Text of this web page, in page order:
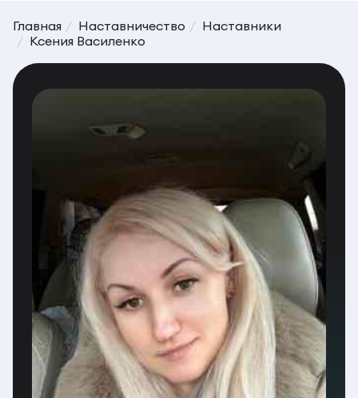
Главная Наставничество
Наставники
Ксения Василенко